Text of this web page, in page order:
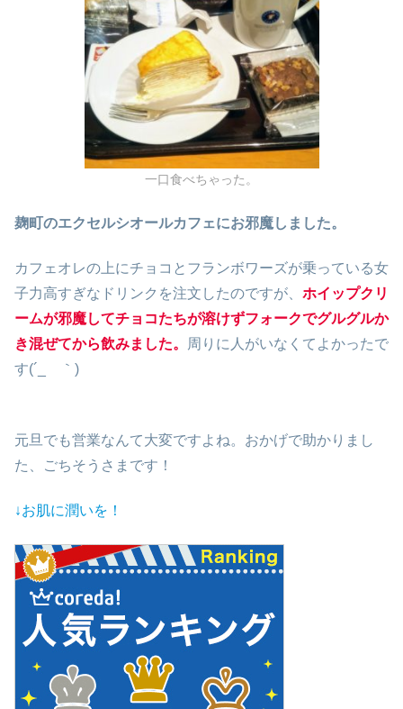
一口食べちゃった。
麹町のエクセルシオールカフェにお邪魔しました。
カフェオレの上にチョコとフランボワーズが乗っている女
子力高すぎなドリンクを注文したのですが、 ホイップクリ
ームが邪魔してチョコたちが溶けずフォークでグルグルか
き混ぜてから飲みました。
周りに人がいなくてよかったで
す(´_ゝ｀)
元旦でも営業なんて大変ですよね。おかげで助かりまし
た、ごちそうさまです！
↓お肌に潤いを！